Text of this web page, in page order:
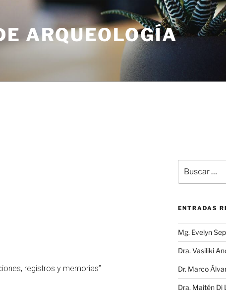
ARQUEOLOGÍA
registros y memorias”
ENTRADAS
Mg. Evelyn
Dra. Vasiliki
Dr. Marco
Dra. Maitén Di